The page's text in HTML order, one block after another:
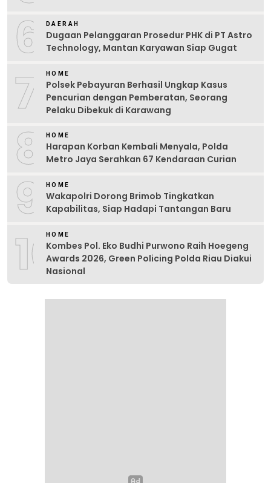
6 DAERAH
Dugaan Pelanggaran Prosedur PHK di PT Astro
Technology, Mantan Karyawan Siap Gugat
7 HOME
Polsek Pebayuran Berhasil Ungkap Kasus
Pencurian dengan Pemberatan, Seorang
Pelaku Dibekuk di Karawang
8 HOME
Harapan Korban Kembali Menyala, Polda
Metro Jaya Serahkan 67 Kendaraan Curian
9 HOME
Wakapolri Dorong Brimob Tingkatkan
Kapabilitas, Siap Hadapi Tantangan Baru
10HOME
Kombes Pol. Eko Budhi Purwono Raih Hoegeng
Awards 2026, Green Policing Polda Riau Diakui
Nasional